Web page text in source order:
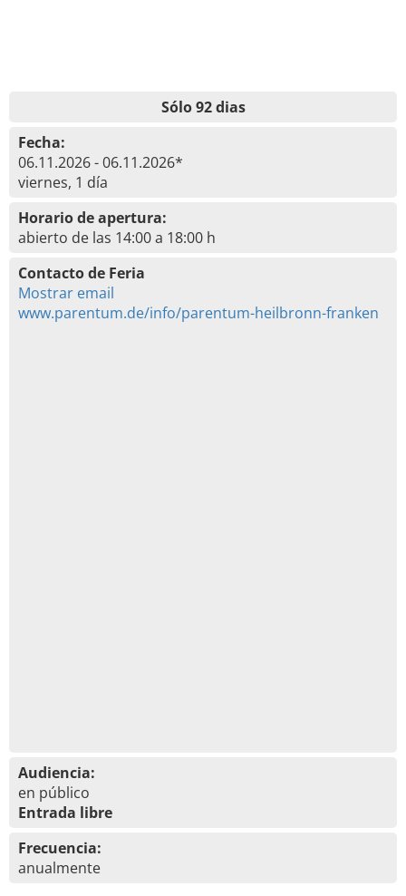
Sólo 92 dias
Fecha:
06.11.2026 - 06.11.2026*
viernes, 1 día
Horario de apertura:
abierto de las 14:00 a 18:00 h
Contacto de Feria
Mostrar email
www.parentum.de/info/parentum-heilbronn-franken
Audiencia:
en público
Entrada libre
Frecuencia:
anualmente